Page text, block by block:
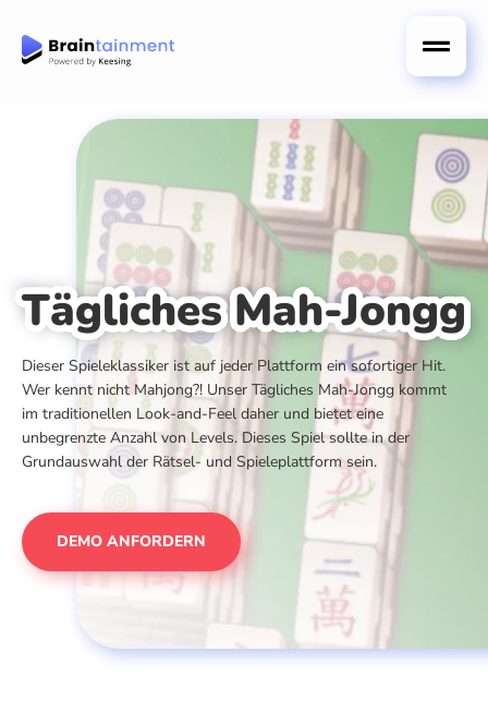
Tägliches Mah-Jongg
Dieser Spieleklassiker ist auf jeder Plattform ein sofortiger Hit.
Wer kennt nicht Mahjong?! Unser Tägliches Mah-Jongg kommt
im traditionellen Look-and-Feel daher und bietet eine
unbegrenzte Anzahl von Levels. Dieses Spiel sollte in der
Grundauswahl der Rätsel- und Spieleplattform sein.
DEMO ANFORDERN